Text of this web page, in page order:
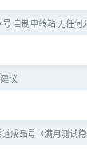
号 自制中转站 无任
议
成品号（满月测试稳